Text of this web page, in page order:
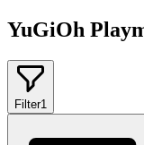
YuGiOh
Filter1